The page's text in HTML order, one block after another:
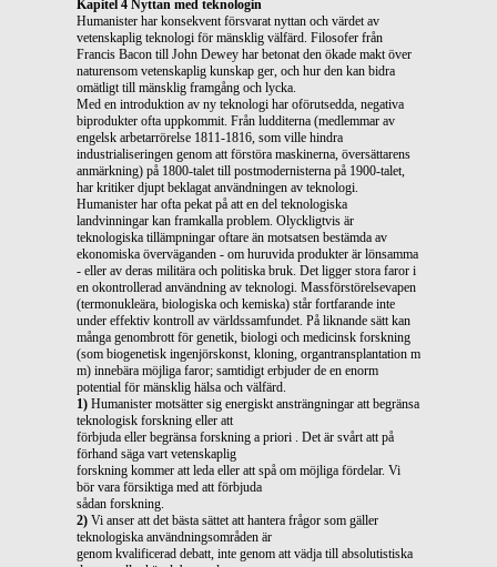
Kapitel 4 Nyttan med teknologin
Humanister har konsekvent försvarat nyttan och värdet av
vetenskaplig teknologi för mänsklig välfärd. Filosofer från
Francis Bacon till John Dewey har betonat den ökade makt över
naturensom vetenskaplig kunskap ger, och hur den kan bidra
omätligt till mänsklig framgång och lycka.
Med en introduktion av ny teknologi har oförutsedda, negativa
biprodukter ofta uppkommit. Från ludditerna (medlemmar av
engelsk arbetarrörelse 1811-1816, som ville hindra
industrialiseringen genom att förstöra maskinerna, översättarens
anmärkning) på 1800-talet till postmodernisterna på 1900-talet,
har kritiker djupt beklagat användningen av teknologi.
Humanister har ofta pekat på att en del teknologiska
landvinningar kan framkalla problem. Olyckligtvis är
teknologiska tillämpningar oftare än motsatsen bestämda av
ekonomiska överväganden - om huruvida produkter är lönsamma
- eller av deras militära och politiska bruk. Det ligger stora faror i
en okontrollerad användning av teknologi. Massförstörelsevapen
(termonukleära, biologiska och kemiska) står fortfarande inte
under effektiv kontroll av världssamfundet. På liknande sätt kan
många genombrott för genetik, biologi och medicinsk forskning
(som biogenetisk ingenjörskonst, kloning, organtransplantation m
m) innebära möjliga faror; samtidigt erbjuder de en enorm
potential för mänsklig hälsa och välfärd.
1) Humanister motsätter sig energiskt ansträngningar att begränsa
teknologisk forskning eller att
förbjuda eller begränsa forskning a priori . Det är svårt att på
förhand säga vart vetenskaplig
forskning kommer att leda eller att spå om möjliga fördelar. Vi
bör vara försiktiga med att förbjuda
sådan forskning.
2) Vi anser att det bästa sättet att hantera frågor som gäller
teknologiska användningsområden är
genom kvalificerad debatt, inte genom att vädja till absolutistiska